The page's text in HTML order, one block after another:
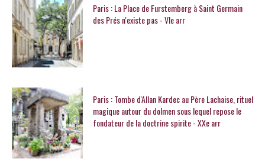
Paris : La Place de Furstemberg à Saint Germain
des Prés n'existe pas - VIe arr
Paris : Tombe d'Allan Kardec au Père Lachaise, rituel
magique autour du dolmen sous lequel repose le
fondateur de la doctrine spirite - XXe arr